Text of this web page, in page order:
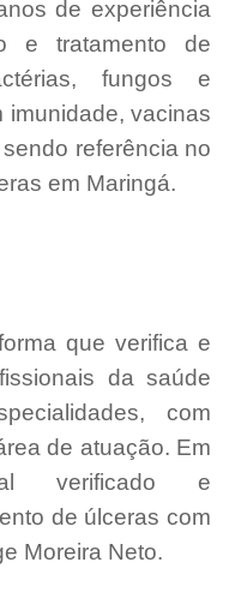
de experiência
e tratamento de
fungos e
imunidade, vacinas
referência no
em Maringá.
que verifica e
da saúde
com
de atuação. Em
verificado e
de úlceras com
Moreira Neto.